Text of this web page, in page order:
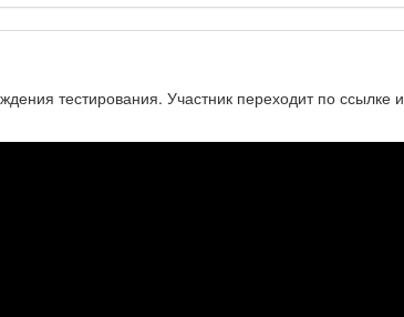
тестирования. Участник переходит по ссылке и